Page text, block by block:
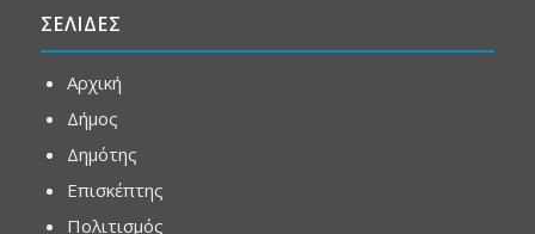
ΣΕΛΙΔΕΣ
Αρχική
Δήμος
Δημότης
Επισκέπτης
Πολιτισμός